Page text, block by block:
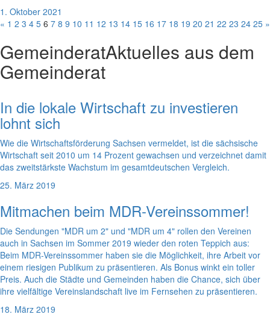
1. Oktober 2021
« 1 2 3 4 5 6 7 8 9 10 11 12 13 14 15 16 17 18 19 20 21 22 23 24 25 »
GemeinderatAktuelles aus dem
Gemeinderat
In die lokale Wirtschaft zu investieren
lohnt sich
Wie die Wirtschaftsförderung Sachsen vermeldet, ist die sächsische
Wirtschaft seit 2010 um 14 Prozent gewachsen und verzeichnet damit
das zweitstärkste Wachstum im gesamtdeutschen Vergleich.
25. März 2019
Mitmachen beim MDR-Vereinssommer!
Die Sendungen "MDR um 2" und "MDR um 4" rollen den Vereinen
auch in Sachsen im Sommer 2019 wieder den roten Teppich aus:
Beim MDR-Vereinssommer haben sie die Möglichkeit, ihre Arbeit vor
einem riesigen Publikum zu präsentieren. Als Bonus winkt ein toller
Preis. Auch die Städte und Gemeinden haben die Chance, sich über
ihre vielfältige Vereinslandschaft live im Fernsehen zu präsentieren.
18. März 2019